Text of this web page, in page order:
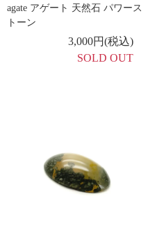
agate アゲート 天然石 パワース
トーン
3,000円(税込)
SOLD OUT